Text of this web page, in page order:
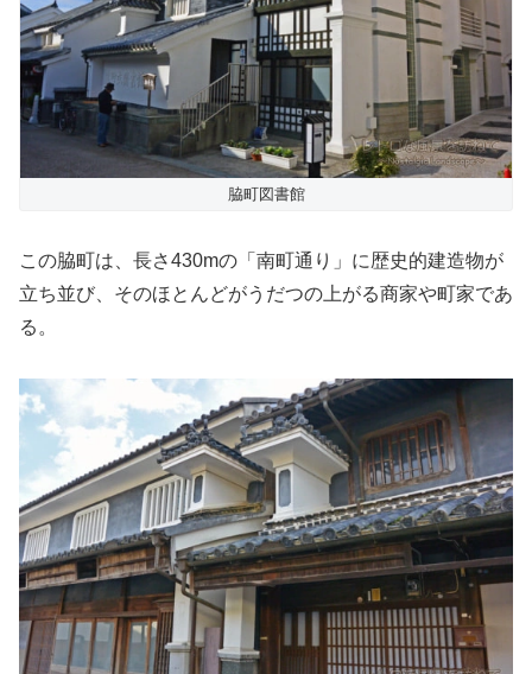
脇町図書館
この脇町は、長さ430mの「南町通り」に歴史的建造物が
立ち並び、そのほとんどがうだつの上がる商家や町家であ
る。